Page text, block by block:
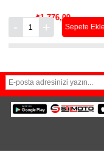
₺1.776,00
Sepete Ekle